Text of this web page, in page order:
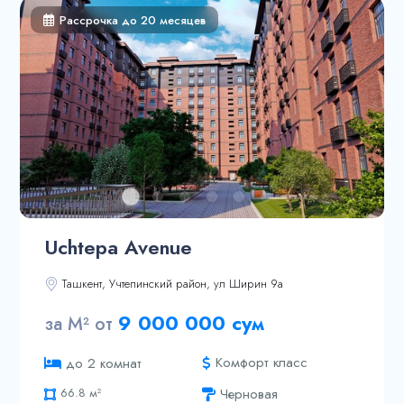
69.11 м²
80.9 м²
86.63 м²
93.38 м²
111.64 м²
130.06 м²
Рассрочка до 20 месяцев
Uchtepa Avenue
Ташкент, Учтепинский район, ул Ширин 9а
за М² от 9 000 000 сум
до 2 комнат Комфорт класс
65 м²
66.8 м²
Черновая